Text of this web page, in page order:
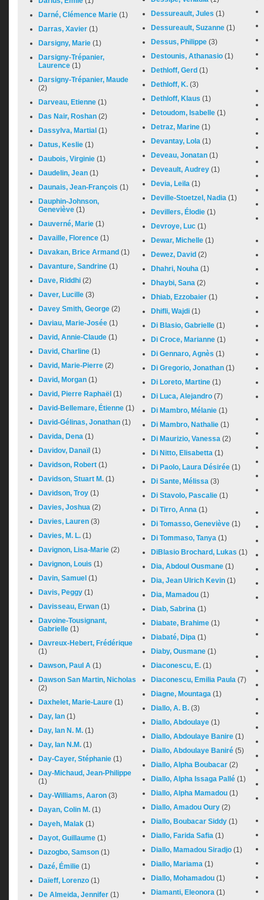
Darné, Clémence Marie (1)
Darras, Xavier (1)
Darsigny, Marie (1)
Darsigny-Trépanier,
Laurence (1)
Darsigny-Trépanier, Maude
(2)
Darveau, Etienne (1)
Das Nair, Roshan (2)
Dassylva, Martial (1)
Datus, Keslie (1)
Daubois, Virginie (1)
Daudelin, Jean (1)
Daunais, Jean-François (1)
Dauphin-Johnson,
Geneviève (1)
Dauverné, Marie (1)
Davaille, Florence (1)
Davakan, Brice Armand (1)
Davanture, Sandrine (1)
Dave, Riddhi (2)
Daver, Lucille (3)
Davey Smith, George (2)
Daviau, Marie-Josée (1)
David, Annie-Claude (1)
David, Charline (1)
David, Marie-Pierre (2)
David, Morgan (1)
David, Pierre Raphaël (1)
David-Bellemare, Étienne (1)
David-Gélinas, Jonathan (1)
Davida, Dena (1)
Davidov, Danaïl (1)
Davidson, Robert (1)
Davidson, Stuart M. (1)
Davidson, Troy (1)
Davies, Joshua (2)
Davies, Lauren (3)
Davies, M. L. (1)
Davignon, Lisa-Marie (2)
Davignon, Louis (1)
Davin, Samuel (1)
Davis, Peggy (1)
Davisseau, Erwan (1)
Davoine-Tousignant,
Gabrielle (1)
Davreux-Hebert, Frédérique
(1)
Dawson, Paul A (1)
Dawson San Martin, Nicholas
(2)
Daxhelet, Marie-Laure (1)
Day, Ian (1)
Day, Ian N. M. (1)
Day, Ian N.M. (1)
Day-Cayer, Stéphanie (1)
Day-Michaud, Jean-Philippe
(1)
Day-Williams, Aaron (3)
Dayan, Colin M. (1)
Dayeh, Malak (1)
Dayot, Guillaume (1)
Dazogbo, Samson (1)
Dazé, Émilie (1)
Daïeff, Lorenzo (1)
De Almeida, Jennifer (1)
Dessureault, Jules (1)
Dessureault, Suzanne (1)
Dessus, Philippe (3)
Destounis, Athanasio (1)
Dethloff, Gerd (1)
Dethloff, K. (3)
Dethloff, Klaus (1)
Detoudom, Isabelle (1)
Detraz, Marine (1)
Devantay, Lola (1)
Deveau, Jonatan (1)
Deveault, Audrey (1)
Devia, Leila (1)
Deville-Stoetzel, Nadia (1)
Devillers, Élodie (1)
Devroye, Luc (1)
Dewar, Michelle (1)
Dewez, David (2)
Dhahri, Nouha (1)
Dhaybi, Sana (2)
Dhiab, Ezzobaier (1)
Dhifli, Wajdi (1)
Di Blasio, Gabrielle (1)
Di Croce, Marianne (1)
Di Gennaro, Agnès (1)
Di Gregorio, Jonathan (1)
Di Loreto, Martine (1)
Di Luca, Alejandro (7)
Di Mambro, Mélanie (1)
Di Mambro, Nathalie (1)
Di Maurizio, Vanessa (2)
Di Nitto, Elisabetta (1)
Di Paolo, Laura Désirée (1)
Di Sante, Mélissa (3)
Di Stavolo, Pascalie (1)
Di Tirro, Anna (1)
Di Tomasso, Geneviève (1)
Di Tommaso, Tanya (1)
DiBlasio Brochard, Lukas (1)
Dia, Abdoul Ousmane (1)
Dia, Jean Ulrich Kevin (1)
Dia, Mamadou (1)
Diab, Sabrina (1)
Diabate, Brahime (1)
Diabaté, Dipa (1)
Diaby, Ousmane (1)
Diaconescu, E. (1)
Diaconescu, Emilia Paula (7)
Diagne, Mountaga (1)
Diallo, A. B. (3)
Diallo, Abdoulaye (1)
Diallo, Abdoulaye Banire (1)
Diallo, Abdoulaye Baniré (5)
Diallo, Alpha Boubacar (2)
Diallo, Alpha Issaga Pallé (1)
Diallo, Alpha Mamadou (1)
Diallo, Amadou Oury (2)
Diallo, Boubacar Siddy (1)
Diallo, Farida Safia (1)
Diallo, Mamadou Siradjo (1)
Diallo, Mariama (1)
Diallo, Mohamadou (1)
Diamanti, Eleonora (1)